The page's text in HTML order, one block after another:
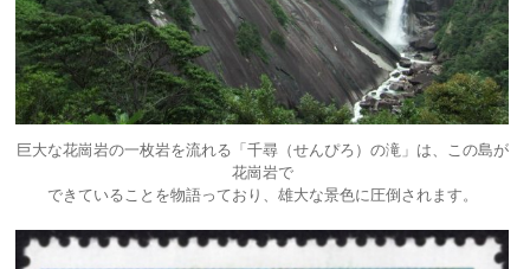
巨大な花崗岩の一枚岩を流れる「千尋（せんぴろ）の滝」は、この島が
花崗岩で
できていることを物語っており、雄大な景色に圧倒されます。